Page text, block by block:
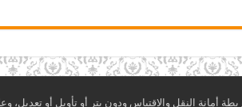
أمانة النقل والاقتباس ودون بتر أو تأويل أو